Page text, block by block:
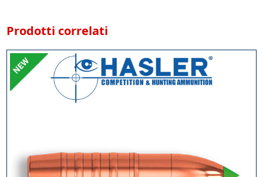
Prodotti correlati